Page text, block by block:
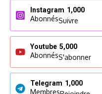
Instagram 1,000
AbonnésSuivre
Youtube 5,000
AbonnésS'abonner
Telegram 1,000
Membres